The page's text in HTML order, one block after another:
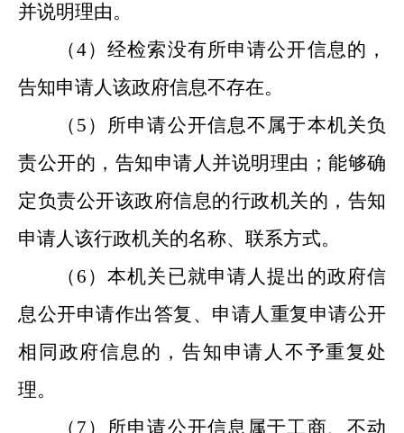
并说明理由。
（4）经检索没有所申请公开信息的，
告知申请人该政府信息不存在。
（ 5 ）所申请公开信息不属于本机关负
责公开的，告知申请人并说明理由；能够确
定负责公开该政府信息的行政机关的，告知
申请人该行政机关的名称、联系方式。
（ 6 ）本机关已就申请人提出的政府信
息公开申请作出答复、申请人重复申请公开
相同政府信息的，告知申请人不予重复处
理。
（ 7 ）所申请公开信息属于工商、不动